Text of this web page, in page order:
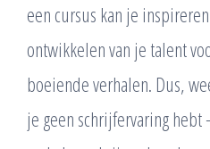
een cursus kan je
ontwikkelen van je talent
boeiende verhalen. Dus,
je geen schrijfervaring hebt